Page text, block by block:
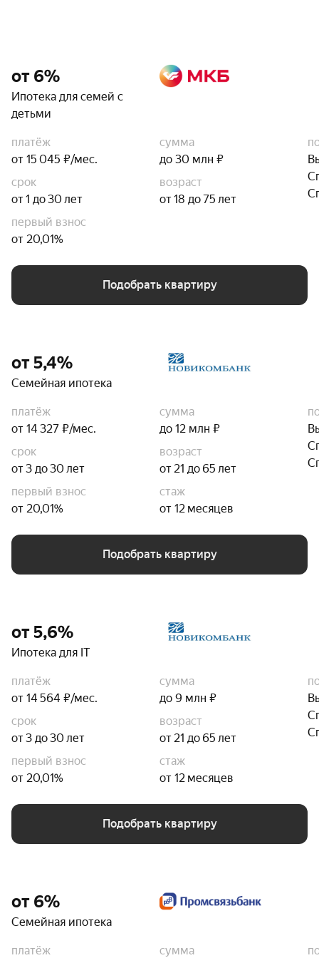
от 6%
Ипотека для семей с
детьми
платёж
от 15 045 ₽/мес.
сумма
до 30 млн ₽
срок
от 1 до 30 лет
возраст
от 18 до 75 лет
первый взнос
от 20,01%
Подобрать квартиру
от 5,4%
Семейная ипотека
платёж
от 14 327 ₽/мес.
сумма
до 12 млн ₽
срок
от 3 до 30 лет
возраст
от 21 до 65 лет
первый взнос
от 20,01%
стаж
от 12 месяцев
Подобрать квартиру
от 5,6%
Ипотека для IT
платёж
от 14 564 ₽/мес.
сумма
до 9 млн ₽
срок
от 3 до 30 лет
возраст
от 21 до 65 лет
первый взнос
от 20,01%
стаж
от 12 месяцев
Подобрать квартиру
от 6%
Семейная ипотека
платёж
сумма